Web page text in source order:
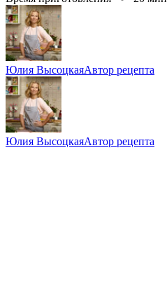
Юлия ВысоцкаяАвтор рецепта
Юлия ВысоцкаяАвтор рецепта